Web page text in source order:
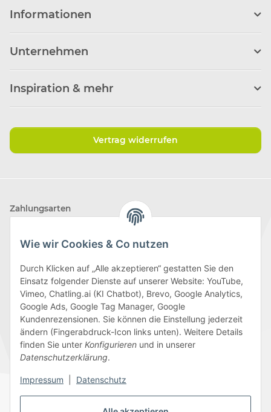
Wie wir Cookies & Co nutzen
Durch Klicken auf „Alle akzeptieren“ gestatten Sie den
Einsatz folgender Dienste auf unserer Website: YouTube,
Vimeo, Chatling.ai (KI Chatbot), Brevo, Google Analytics,
Google Ads, Google Tag Manager, Google
Kundenrezensionen. Sie können die Einstellung jederzeit
ändern (Fingerabdruck-Icon links unten). Weitere Details
finden Sie unter Konfigurieren und in unserer
Datenschutzerklärung.
Impressum Datenschutz
Informationen
Unternehmen
Inspiration & mehr
Vertrag widerrufen
Zahlungsarten
Wir versenden mit
Folge uns